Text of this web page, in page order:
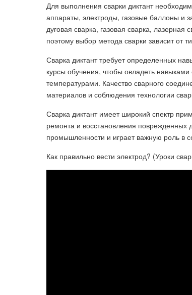
Для выполнения сварки диктант
аппараты, электроды, газовые баллоны и
дуговая сварка, газовая сварка,
поэтому выбор метода сварки зависит от
Сварка диктант требует определенных
курсы обучения, чтобы овладеть
температурами. Качество сварного
материалов и соблюдения технологии
Сварка диктант имеет широкий спектр
ремонта и восстановления
промышленности и играет важную роль в
Как правильно вести электрод? (Уроки